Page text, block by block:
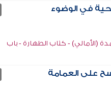
في الوضوء
(الأمالي) - كتاب الطهارة - باب
على العمامة